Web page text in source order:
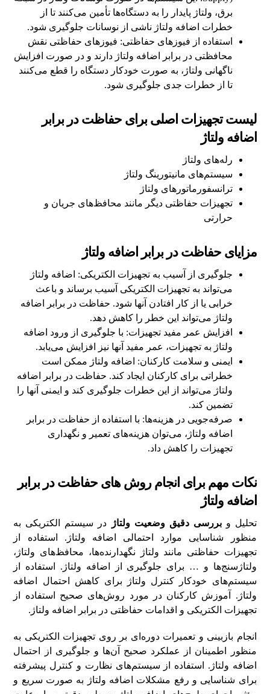
برق، ولتاژ پایدار را به دستگاه‌ها تأمین می‌کنند تا از
خطرات اضافه ولتاژ ناشی از نوسانات جلوگیری شود.
استفاده از فیوزهای حفاظتی: فیوزهای حفاظتی نقش
محافظتی در برابر اضافه ولتاژ دارند و در صورت افزایش
ناگهانی ولتاژ، به صورت خودکار دستگاه را قطع می‌کنند
تا از خطرات جدی جلوگیری شود.
لیست تجهیزات اصلی برای حفاظت در برابر
اضافه ولتاژ
رله‌های ولتاژ
سیستم‌های مانیتورینگ ولتاژ
ترانسفورماتور‌های ولتاژ
تجهیزات حفاظتی دیگر مانند محافظ‌های جریان و
حرارتی
مزایای حفاظت در برابر اضافه ولتاژ
جلوگیری از آسیب به تجهیزات الکتریکی: اضافه ولتاژ
می‌تواند به تجهیزات الکتریکی آسیب برساند و باعث
خرابی یا از کار افتادن آنها شود. حفاظت در برابر اضافه
ولتاژ می‌تواند این خطر را کاهش دهد.
افزایش عمر مفید تجهیزات: با جلوگیری از ورود اضافه
ولتاژ به تجهیزات، عمر مفید آنها نیز افزایش می‌یابد.
ایمنی و سلامت کارکنان: اضافه ولتاژ ممکن است
خطراتی برای کارکنان ایجاد کند. حفاظت در برابر اضافه
ولتاژ می‌تواند از این خطرات جلوگیری کند و ایمنی آنها را
تضمین کند.
صرفه‌جویی در هزینه‌ها: با استفاده از حفاظت در برابر
اضافه ولتاژ، می‌توان هزینه‌های تعمیر و نگهداری
تجهیزات را کاهش داد.
نکات مهم برای انجام روش های حفاظت در برابر
اضافه ولتاژ
تحلیل وبررسی دقیق وضعیت ولتاژ
در سیستم الکتریکی به
منظور شناسایی موارد احتمالی اضافه ولتاژ. استفاده از
تجهیزات حفاظتی مانند ولتاژ‌ نگهدارنده‌ها، محافظ‌های ولتاژ،
ولتاژ‌سنج‌ها و … برای جلوگیری از اضافه ولتاژ. استفاده از
سیستم‌های خودکار کنترل ولتاژ برای کاهش احتمال اضافه
ولتاژ. آموزش کارکنان در مورد روش‌های صحیح استفاده از
تجهیزات الکتریکی و اقدامات حفاظتی در برابر اضافه ولتاژ.
انجام بازبینی و تعمیرات دوره‌ای بر روی تجهیزات الکتریکی به
منظور اطمینان از عملکرد صحیح آن‌ها و جلوگیری از احتمال
اضافه ولتاژ. استفاده از سیستم‌های نظارت و کنترل پیشرفته
برای شناسایی و رفع مشکلات اضافه ولتاژ به صورت سریع و